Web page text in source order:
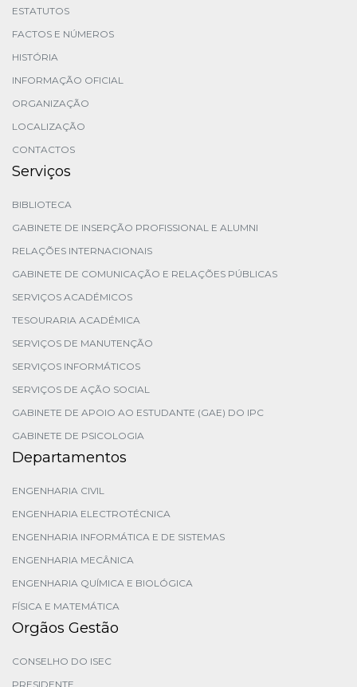
ESTATUTOS
FACTOS E NÚMEROS
HISTÓRIA
INFORMAÇÃO OFICIAL
ORGANIZAÇÃO
LOCALIZAÇÃO
CONTACTOS
Serviços
BIBLIOTECA
GABINETE DE INSERÇÃO PROFISSIONAL E ALUMNI
RELAÇÕES INTERNACIONAIS
GABINETE DE COMUNICAÇÃO E RELAÇÕES PÚBLICAS
SERVIÇOS ACADÉMICOS
TESOURARIA ACADÉMICA
SERVIÇOS DE MANUTENÇÃO
SERVIÇOS INFORMÁTICOS
SERVIÇOS DE AÇÃO SOCIAL
GABINETE DE APOIO AO ESTUDANTE (GAE) DO IPC
GABINETE DE PSICOLOGIA
Departamentos
ENGENHARIA CIVIL
ENGENHARIA ELECTROTÉCNICA
ENGENHARIA INFORMÁTICA E DE SISTEMAS
ENGENHARIA MECÂNICA
ENGENHARIA QUÍMICA E BIOLÓGICA
FÍSICA E MATEMÁTICA
Orgãos Gestão
CONSELHO DO ISEC
PRESIDENTE